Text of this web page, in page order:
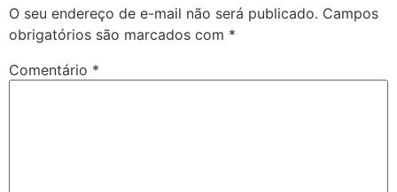
O seu endereço de e-mail não será publicado. Campos
obrigatórios são marcados com *
Comentário *